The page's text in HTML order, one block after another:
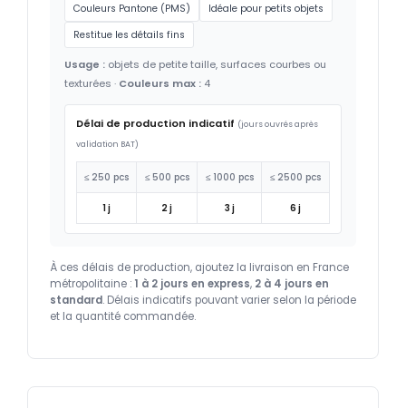
Couleurs Pantone (PMS)
Idéale pour petits objets
Restitue les détails fins
Usage : objets de petite taille, surfaces courbes ou
texturées · Couleurs max : 4
Délai de production indicatif (jours ouvrés après
validation BAT)
≤ 250 pcs ≤ 500 pcs ≤ 1000 pcs ≤ 2500 pcs
1 j 2 j 3 j 6 j
À ces délais de production, ajoutez la livraison en France
métropolitaine : 1 à 2 jours en express, 2 à 4 jours en
standard. Délais indicatifs pouvant varier selon la période
et la quantité commandée.